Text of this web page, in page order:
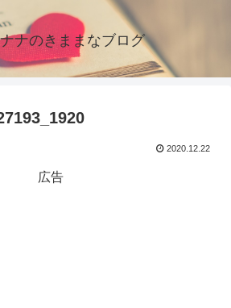
ナのきままなブログ
2020.12.22
広告